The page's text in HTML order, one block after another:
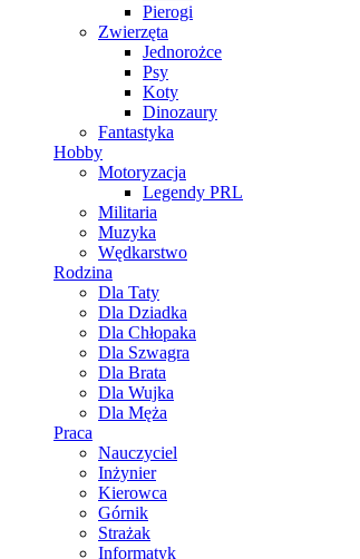
Pierogi
Zwierzęta
Jednorożce
Psy
Koty
Dinozaury
Fantastyka
Hobby
Motoryzacja
Legendy PRL
Militaria
Muzyka
Wędkarstwo
Rodzina
Dla Taty
Dla Dziadka
Dla Chłopaka
Dla Szwagra
Dla Brata
Dla Wujka
Dla Męża
Praca
Nauczyciel
Inżynier
Kierowca
Górnik
Strażak
Informatyk